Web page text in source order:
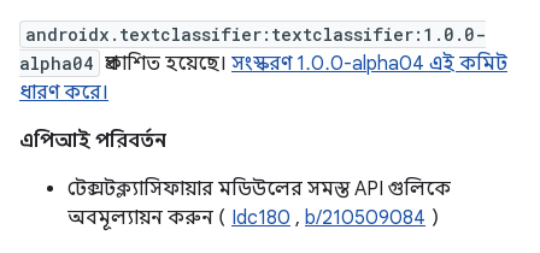
androidx.textclassifier:textclassifier:1.0.0-
alpha04 প্রকাশিত হয়েছে। সংস্করণ 1.0.0-alpha04 এই কমিট
ধারণ করে।
এপিআই পরিবর্তন
টেক্সটক্ল্যাসিফায়ার মডিউলের সমস্ত API গুলিকে
অবমূল্যায়ন করুন ( Idc180 , b/210509084 )